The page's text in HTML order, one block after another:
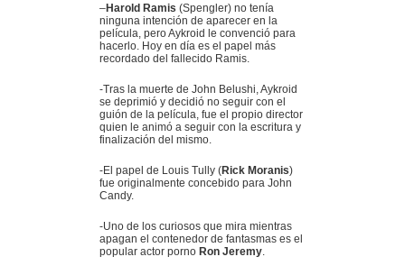
–Harold Ramis (Spengler) no tenía
ninguna intención de aparecer en la
película, pero Aykroid le convenció para
hacerlo. Hoy en día es el papel más
recordado del fallecido Ramis.
-Tras la muerte de John Belushi, Aykroid
se deprimió y decidió no seguir con el
guión de la película, fue el propio director
quien le animó a seguir con la escritura y
finalización del mismo.
-El papel de Louis Tully (Rick Moranis)
fue originalmente concebido para John
Candy.
-Uno de los curiosos que mira mientras
apagan el contenedor de fantasmas es el
popular actor porno Ron Jeremy.